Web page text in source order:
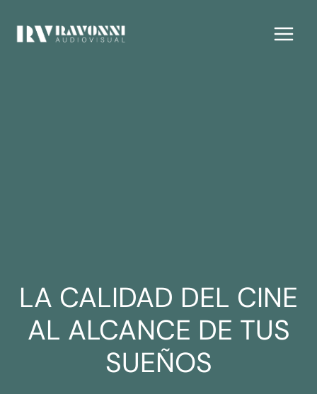
content
Menu
LA CALIDAD DEL CINE
AL ALCANCE DE TUS
SUEÑOS